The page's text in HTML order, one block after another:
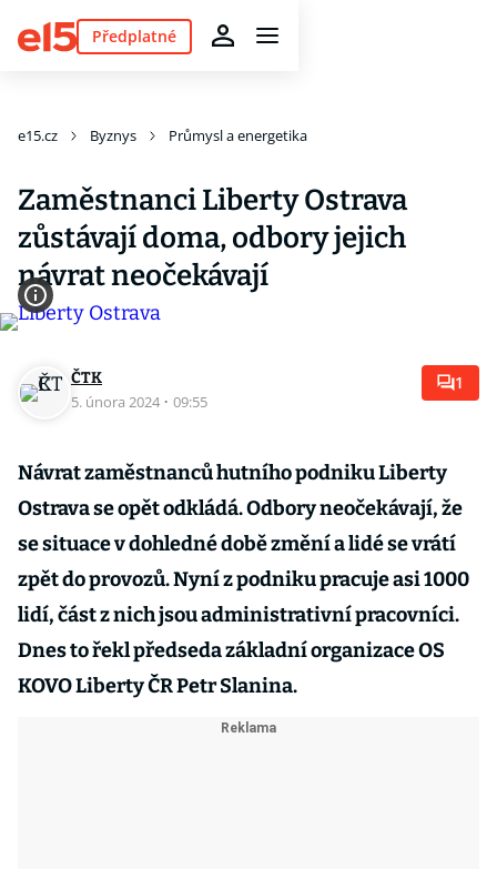
Předplatné
e15.cz Byznys Průmysl a energetika
Zaměstnanci Liberty Ostrava
zůstávají doma, odbory jejich
návrat neočekávají
ČTK
5. února 2024 · 09:55
1
Návrat zaměstnanců hutního podniku Liberty
Ostrava se opět odkládá. Odbory neočekávají, že
se situace v dohledné době změní a lidé se vrátí
zpět do provozů. Nyní z podniku pracuje asi 1000
lidí, část z nich jsou administrativní pracovníci.
Dnes to řekl předseda základní organizace OS
KOVO Liberty ČR Petr Slanina.